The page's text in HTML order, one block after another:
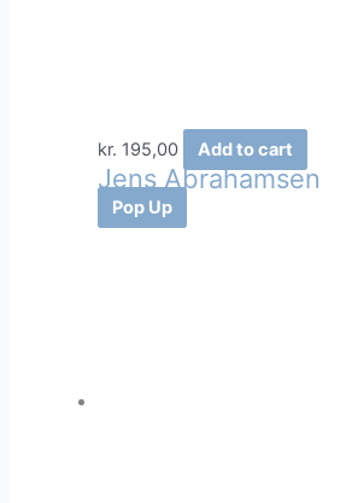
kr. 195,00 Add to cart
Jens Abrahamsen
Pop Up